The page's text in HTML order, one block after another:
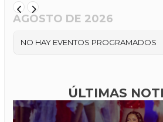
AGOSTO DE 2026
NO HAY EVENTOS PROGRAMADOS
ÚLTIMAS